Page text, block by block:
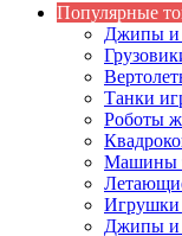
Популярные
Джипы и
Танки
Роботы
Машины
Игрушки
Джипы и